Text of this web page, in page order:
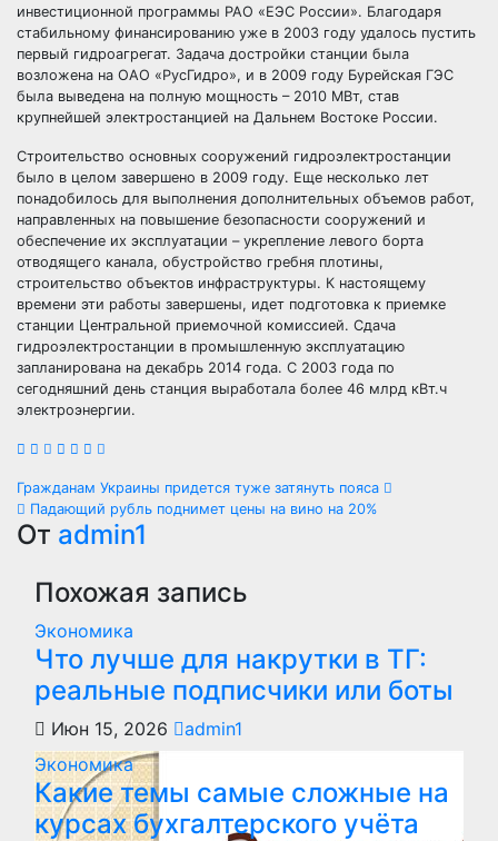
инвестиционной программы РАО «ЕЭС России». Благодаря
стабильному финансированию уже в 2003 году удалось пустить
первый гидроагрегат. Задача достройки станции была
возложена на ОАО «РусГидро», и в 2009 году Бурейская ГЭС
была выведена на полную мощность – 2010 МВт, став
крупнейшей электростанцией на Дальнем Востоке России.
Строительство основных сооружений гидроэлектростанции
было в целом завершено в 2009 году. Еще несколько лет
понадобилось для выполнения дополнительных объемов работ,
направленных на повышение безопасности сооружений и
обеспечение их эксплуатации – укрепление левого борта
отводящего канала, обустройство гребня плотины,
строительство объектов инфраструктуры. К настоящему
времени эти работы завершены, идет подготовка к приемке
станции Центральной приемочной комиссией. Сдача
гидроэлектростанции в промышленную эксплуатацию
запланирована на декабрь 2014 года. С 2003 года по
сегодняшний день станция выработала более 46 млрд кВт.ч
электроэнергии.
Навигация
по
записям
Гражданам Украины придется туже затянуть пояса
Падающий рубль поднимет цены на вино на 20%
От admin1
Похожая запись
Экономика
Что лучше для накрутки в ТГ:
реальные подписчики или боты
Июн 15, 2026
admin1
Экономика
Какие темы самые сложные на
курсах бухгалтерского учёта